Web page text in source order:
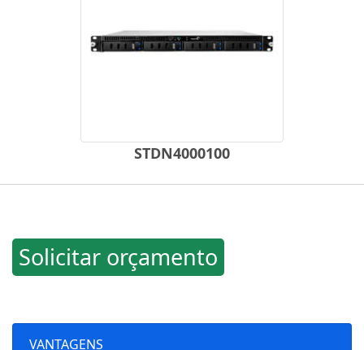
STDN4000100
Solicitar orçamento
VANTAGENS